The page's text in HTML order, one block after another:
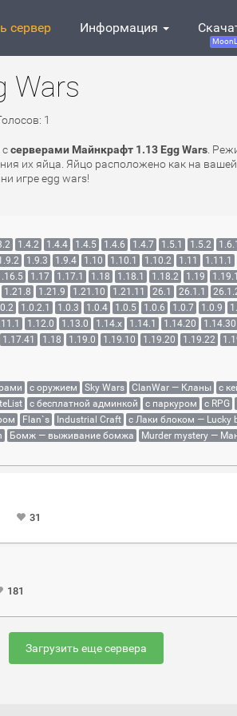
сервер Информация
Wars
1
ссерверами Майнкрафт 1.13 Egg Wars .
их яйца. Яйцо расположено как на
игре egg wars!
1.4.2 1.4.4 1.4.5 1.4.6 1.4.7 1.5.1 1.5.2 1.6.1
1.9.3 1.9.4 1.10 1.10.1 1.10.2 1.11 1.11.1
1.17 1.17.1 1.18 1.18.1 1.18.2 1.19 1.19.1
1.21.8 1.21.9 1.21.10 1.21.11 26.1 26.1.1
1.0.2.1 1.0.3 1.0.4 1.0.5 1.0.6 1.0.7 1.0.9
1.12.0 1.13.0 1.14.x 1.14.1 1.14.20 1.14.30
1.17.41 1.18 1.19.0 1.19.10 1.19.20 1.19.22
с оружием Sky Wars ClanWar — Кланы с
с бесплатной админкой с паркуром с RPG
Flan`s Industrial Craft с Лаки блоком — Lucky
Бомж — выживание бомжа Murder mystery —
31
181
Загрузить еще сервера